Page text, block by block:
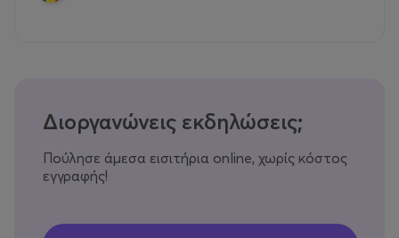
Διοργανώνεις εκδηλώσεις;
Πούλησε άμεσα εισιτήρια online, χωρίς κόστος
εγγραφής!